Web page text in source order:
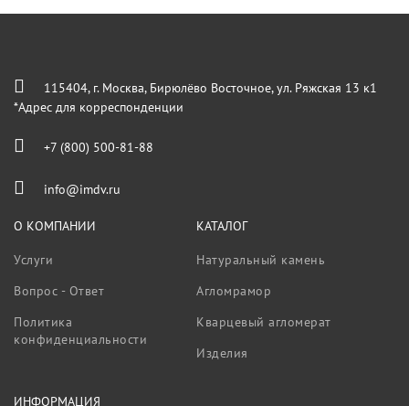
115404, г. Москва, Бирюлёво Восточное, ул. Ряжская 13 к1
*Адрес для корреспонденции
+7 (800) 500-81-88
info@imdv.ru
О КОМПАНИИ
Услуги
Вопрос - Ответ
Политика
конфиденциальности
КАТАЛОГ
Натуральный камень
Агломрамор
Кварцевый агломерат
Изделия
ИНФОРМАЦИЯ